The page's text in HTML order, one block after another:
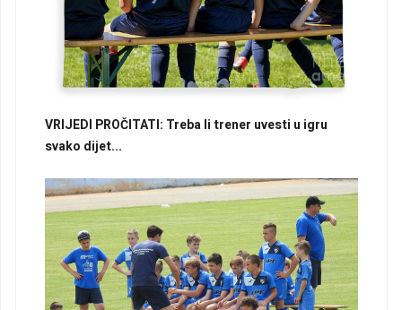
VRIJEDI PROČITATI: Treba li trener uvesti u igru
svako dijet...